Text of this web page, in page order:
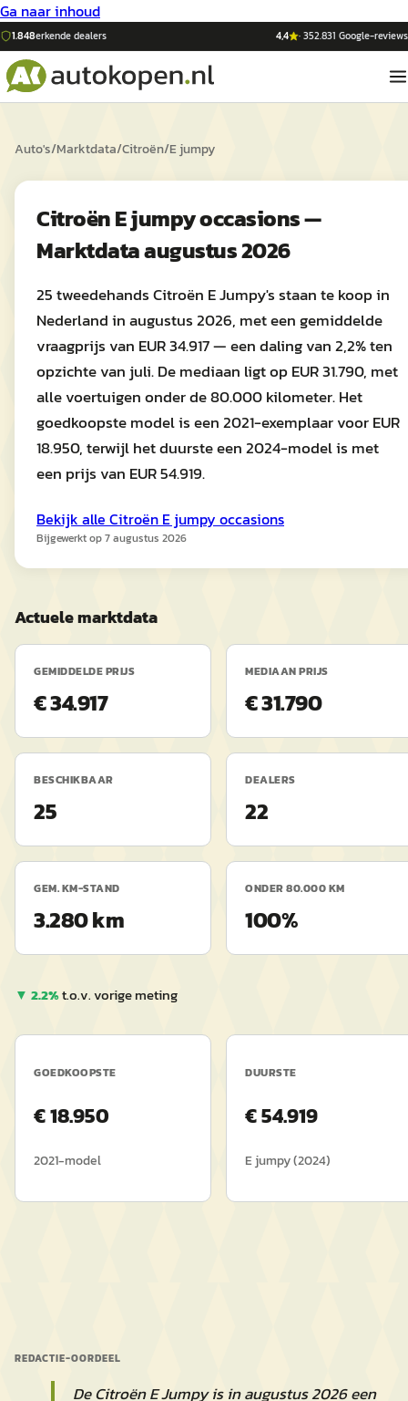
Ga naar inhoud
1.848erkende dealers 4,4 ·352.831 Google-reviews
Auto's/Marktdata/Citroën/E jumpy
Citroën E jumpy occasions —
Marktdata augustus 2026
25 tweedehands Citroën E Jumpy's staan te koop in
Nederland in augustus 2026, met een gemiddelde
vraagprijs van EUR 34.917 — een daling van 2,2% ten
opzichte van juli. De mediaan ligt op EUR 31.790, met
alle voertuigen onder de 80.000 kilometer. Het
goedkoopste model is een 2021-exemplaar voor EUR
18.950, terwijl het duurste een 2024-model is met
een prijs van EUR 54.919.
Bekijk alle Citroën E jumpy occasions
Bijgewerkt op7 augustus 2026
Actuele marktdata
GEMIDDELDE PRIJS
€ 34.917
MEDIAAN PRIJS
€ 31.790
BESCHIKBAAR
25
DEALERS
22
GEM. KM-STAND
3.280 km
ONDER 80.000 KM
100%
▼ 2.2%t.o.v. vorige meting
GOEDKOOPSTE
€18.950
2021-model
DUURSTE
€54.919
E jumpy(2024)
REDACTIE-OORDEEL
De Citroën E Jumpy is in augustus 2026 een